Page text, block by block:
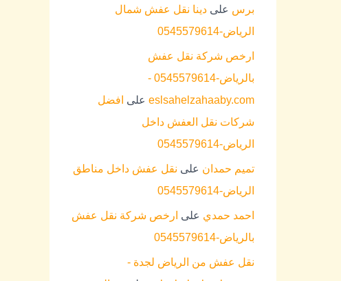
برس على دينا نقل عفش شمال
الرياض-0545579614
ارخص شركة نقل عفش
بالرياض-0545579614 -
eslsahelzahaaby.com على افضل
شركات نقل العفش داخل
الرياض-0545579614
تميم حمدان على نقل عفش داخل مناطق
الرياض-0545579614
احمد حمدي على ارخص شركة نقل عفش
بالرياض-0545579614
نقل عفش من الرياض لجدة -